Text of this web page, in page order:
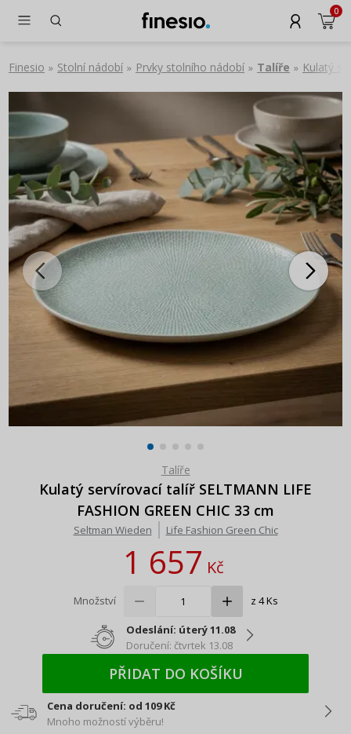
0
Finesio » Stolní nádobí » Prvky stolního nádobí » Talíře » Kulatý
Talíře
Kulatý servírovací talíř SELTMANN LIFE
FASHION GREEN CHIC 33 cm
Seltman Wieden Life Fashion Green Chic
1 657Kč
Množství z 4 Ks
Odeslání: úterý 11.08
Doručení: čtvrtek 13.08
PŘIDAT DO KOŠÍKU
Cena doručení: od 109 Kč
Mnoho možností výběru!